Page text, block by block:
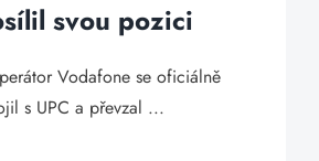
svou pozici
Vodafone se oficiálně
s UPC a převzal ...